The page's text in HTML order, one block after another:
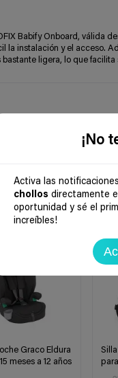
¡No
Activa las
chollos directamente
oportunidad y sé el
increíbles!
Babify Onboard, válida
la instalación y el acceso.
ligera, lo que facilita
Graco Eldura
meses a 12 años
-